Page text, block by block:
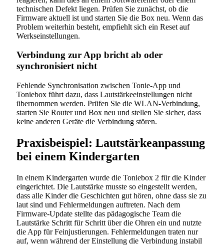
technischen Defekt liegen. Prüfen Sie zunächst, ob die
Firmware aktuell ist und starten Sie die Box neu. Wenn das
Problem weiterhin besteht, empfiehlt sich ein Reset auf
Werkseinstellungen.
Verbindung zur App bricht ab oder
synchronisiert nicht
Fehlende Synchronisation zwischen Tonie-App und
Toniebox führt dazu, dass Lautstärkeeinstellungen nicht
übernommen werden. Prüfen Sie die WLAN-Verbindung,
starten Sie Router und Box neu und stellen Sie sicher, dass
keine anderen Geräte die Verbindung stören.
Praxisbeispiel: Lautstärkeanpassung
bei einem Kindergarten
In einem Kindergarten wurde die Toniebox 2 für die Kinder
eingerichtet. Die Lautstärke musste so eingestellt werden,
dass alle Kinder die Geschichten gut hören, ohne dass sie zu
laut sind und Fehlermeldungen auftreten. Nach dem
Firmware-Update stellte das pädagogische Team die
Lautstärke Schritt für Schritt über die Ohren ein und nutzte
die App für Feinjustierungen. Fehlermeldungen traten nur
auf, wenn während der Einstellung die Verbindung instabil